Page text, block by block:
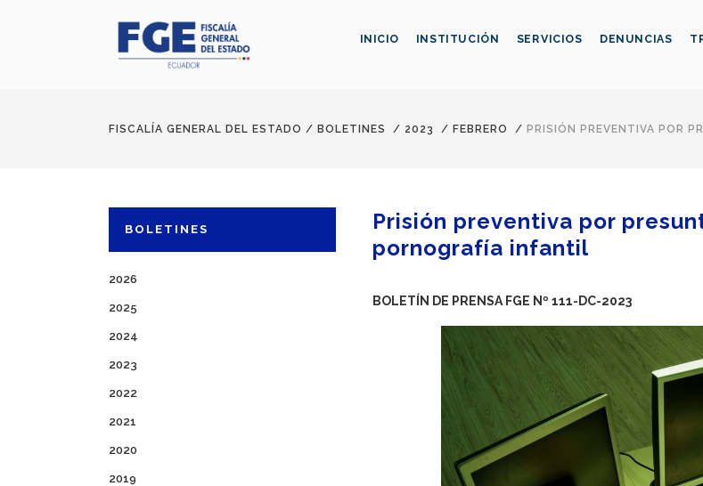
INICIO INSTITUCIÓN SERVICIOS DENUNCIAS
FISCALÍA GENERAL DEL ESTADO / BOLETINES / 2023 / FEBRERO / PRISIÓN PREVENTIVA POR
BOLETINES
2026
2025
2024
2023
2022
2021
2020
2019
Prisión preventiva por
pornografía infantil
BOLETÍN DE PRENSA FGE Nº 111-DC-2023